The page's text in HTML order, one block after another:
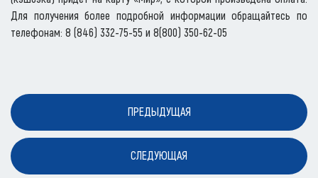
Для получения более подробной информации обращайтесь по
телефонам: 8 (846) 332-75-55 и 8(800) 350-62-05
ПРЕДЫДУЩАЯ
СЛЕДУЮЩАЯ